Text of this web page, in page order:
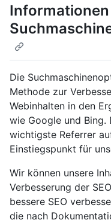
Die
Methode zur
Webinhalten in den
wie Google und Bing.
wichtigste Referrer
Einstiegspunkt für
Wir können unsere
Verbesserung der
bessere SEO
die nach